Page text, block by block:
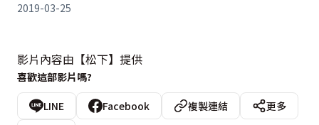
2019-03-25
影片內容由【松下】提供
喜歡這部影片嗎?
LINE Facebook 複製連結
更多